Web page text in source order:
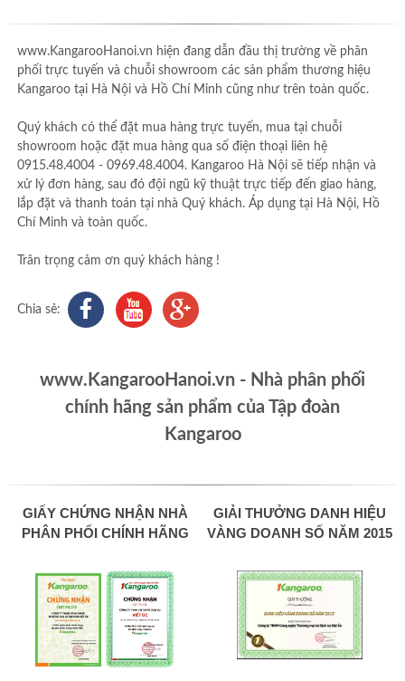
www.KangarooHanoi.vn hiện đang dẫn đầu thị trường về phân
phối trực tuyến và chuỗi showroom các sản phẩm thương hiệu
Kangaroo tại Hà Nội và Hồ Chí Minh cũng như trên toàn quốc.
Quý khách có thể đặt mua hàng trực tuyến, mua tại chuỗi
showroom hoặc đặt mua hàng qua số điện thoại liên hệ
0915.48.4004 - 0969.48.4004. Kangaroo Hà Nội sẽ tiếp nhận và
xử lý đơn hàng, sau đó đội ngũ kỹ thuật trực tiếp đến giao hàng,
lắp đặt và thanh toán tại nhà Quý khách. Áp dụng tại Hà Nội, Hồ
Chí Minh và toàn quốc.
Trân trọng cảm ơn quý khách hàng !
Chia sẻ:
www.KangarooHanoi.vn - Nhà phân phối
chính hãng sản phẩm của Tập đoàn
Kangaroo
GIẤY CHỨNG NHẬN NHÀ
PHÂN PHỐI CHÍNH HÃNG
GIẢI THƯỞNG DANH HIỆU
VÀNG DOANH SỐ NĂM 2015